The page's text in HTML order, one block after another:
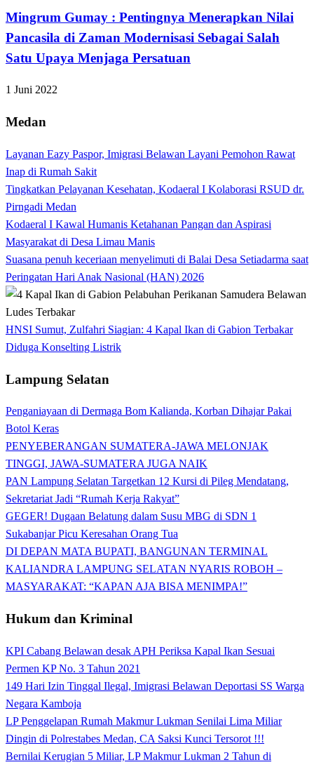
Mingrum Gumay : Pentingnya Menerapkan Nilai
Pancasila di Zaman Modernisasi Sebagai Salah
Satu Upaya Menjaga Persatuan
1 Juni 2022
Medan
Layanan Eazy Paspor, Imigrasi Belawan Layani Pemohon Rawat
Inap di Rumah Sakit
Tingkatkan Pelayanan Kesehatan, Kodaeral I Kolaborasi RSUD dr.
Pirngadi Medan‎
Kodaeral I Kawal Humanis Ketahanan Pangan dan Aspirasi
Masyarakat di Desa Limau Manis
Suasana penuh keceriaan menyelimuti di Balai Desa Setiadarma saat
Peringatan Hari Anak Nasional (HAN) 2026
HNSI Sumut, Zulfahri Siagian: 4 Kapal Ikan di Gabion Terbakar
Diduga Konselting Listrik
Lampung Selatan
Penganiayaan di Dermaga Bom Kalianda, Korban Dihajar Pakai
Botol Keras
PENYEBERANGAN SUMATERA-JAWA MELONJAK
TINGGI, JAWA-SUMATERA JUGA NAIK
PAN Lampung Selatan Targetkan 12 Kursi di Pileg Mendatang,
Sekretariat Jadi “Rumah Kerja Rakyat”
GEGER! Dugaan Belatung dalam Susu MBG di SDN 1
Sukabanjar Picu Keresahan Orang Tua
DI DEPAN MATA BUPATI, BANGUNAN TERMINAL
KALIANDRA LAMPUNG SELATAN NYARIS ROBOH –
MASYARAKAT: “KAPAN AJA BISA MENIMPA!”
Hukum dan Kriminal
KPI Cabang Belawan desak APH Periksa Kapal Ikan Sesuai
Permen KP No. 3 Tahun 2021
149 Hari Izin Tinggal Ilegal, Imigrasi Belawan Deportasi SS Warga
Negara Kamboja
LP Penggelapan Rumah Makmur Lukman Senilai Lima Miliar
Dingin di Polrestabes Medan, CA Saksi Kunci Tersorot !!!
Bernilai Kerugian 5 Miliar, LP Makmur Lukman 2 Tahun di